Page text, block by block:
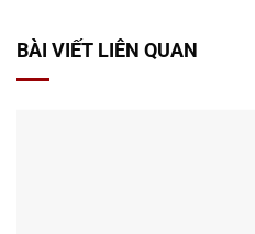
BÀI VIẾT LIÊN QUAN